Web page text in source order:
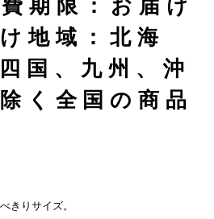
期限：お届け
地域：北海
国、九州、沖
く全国の商品
きりサイズ。